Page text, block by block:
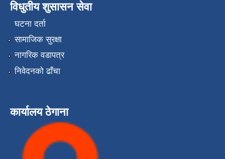
विधुतीय शुसासन सेवा
घटना दर्ता
सामाजिक सुरक्षा
नागरिक वडापत्र
निवेदनको ढाँचा
कार्यालय ठेगाना